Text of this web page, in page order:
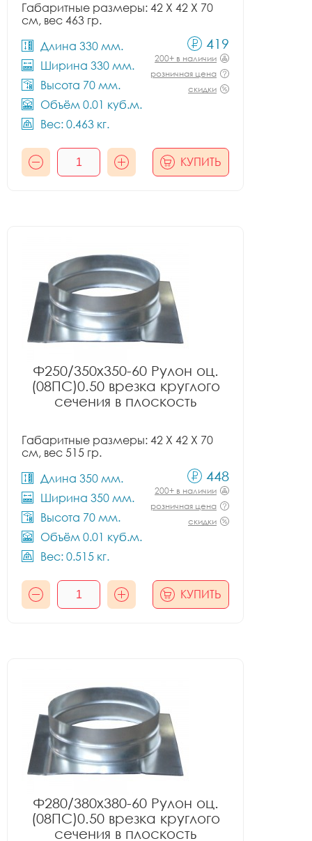
Габаритные размеры: 42 X 42 X 70
см, вес 463 гр.
Длина 330 мм.
Ширина 330 мм.
Высота 70 мм.
Объём 0.01 куб.м.
Вес: 0.463 кг.
419
200+ в наличии
розничная цена
скидки
КУПИТЬ
Ф250/350x350-60 Рулон оц.
(08ПС)0.50 врезка круглого
сечения в плоскость
Габаритные размеры: 42 X 42 X 70
см, вес 515 гр.
Длина 350 мм.
Ширина 350 мм.
Высота 70 мм.
Объём 0.01 куб.м.
Вес: 0.515 кг.
448
200+ в наличии
розничная цена
скидки
КУПИТЬ
Ф280/380x380-60 Рулон оц.
(08ПС)0.50 врезка круглого
сечения в плоскость